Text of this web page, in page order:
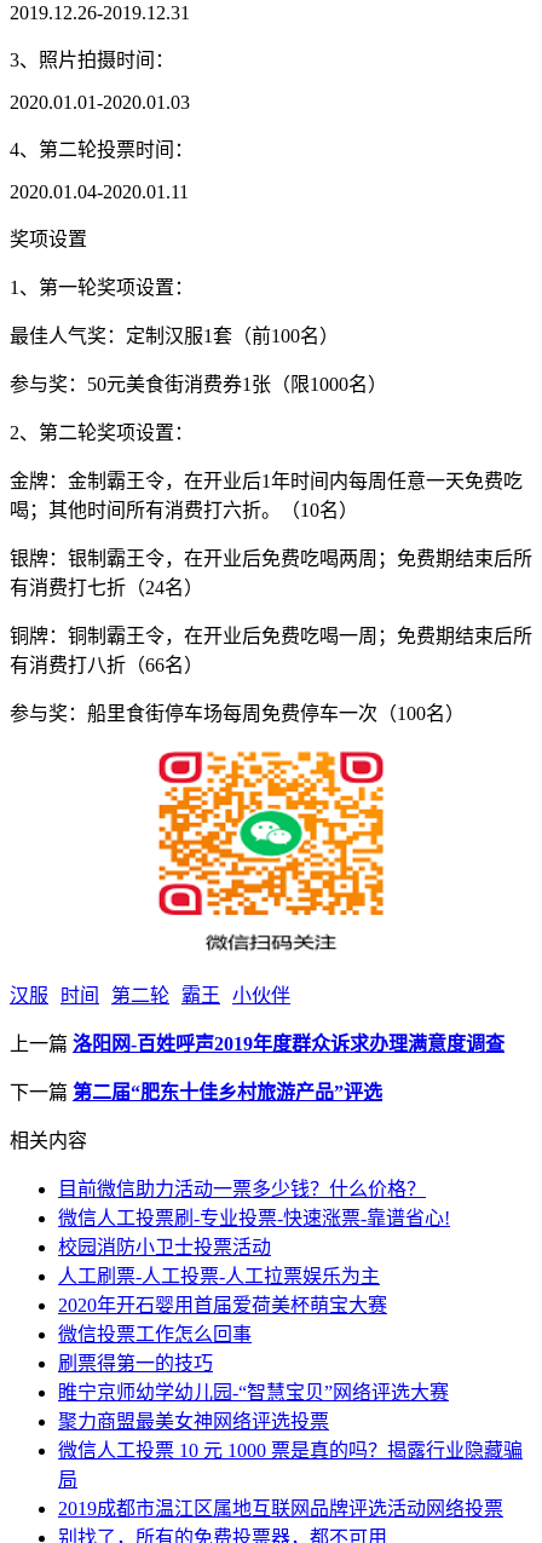
2019.12.26-2019.12.31
3、照片拍摄时间：
2020.01.01-2020.01.03
4、第二轮投票时间：
2020.01.04-2020.01.11
奖项设置
1、第一轮奖项设置：
最佳人气奖：定制汉服1套（前100名）
参与奖：50元美食街消费券1张（限1000名）
2、第二轮奖项设置：
金牌：金制霸王令，在开业后1年时间内每周任意一天免费吃
喝；其他时间所有消费打六折。（10名）
银牌：银制霸王令，在开业后免费吃喝两周；免费期结束后所
有消费打七折（24名）
铜牌：铜制霸王令，在开业后免费吃喝一周；免费期结束后所
有消费打八折（66名）
参与奖：船里食街停车场每周免费停车一次（100名）
汉服 时间 第二轮 霸王 小伙伴
上一篇 洛阳网-百姓呼声2019年度群众诉求办理满意度调查
下一篇 第二届“肥东十佳乡村旅游产品”评选
相关内容
目前微信助力活动一票多少钱？什么价格？
微信人工投票刷-专业投票-快速涨票-靠谱省心!
校园消防小卫士投票活动
人工刷票-人工投票-人工拉票娱乐为主
2020年开石婴用首届爱荷美杯萌宝大赛
微信投票工作怎么回事
刷票得第一的技巧
睢宁京师幼学幼儿园-“智慧宝贝”网络评选大赛
聚力商盟最美女神网络评选投票
微信人工投票 10 元 1000 票是真的吗？揭露行业隐藏骗
局
2019成都市温江区属地互联网品牌评选活动网络投票
别找了，所有的免费投票器，都不可用